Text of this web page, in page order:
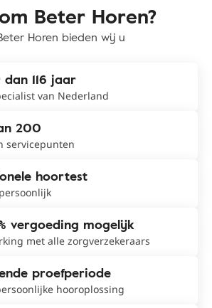
Beter Horen?
Horen bieden wij u
116 jaar
van Nederland
200
servicepunten
hoortest
vergoeding mogelijk
met alle zorgverzekeraars
proefperiode
hooroplossing